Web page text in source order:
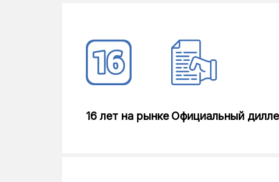
Особенности Bluetooth; Защита
протечек
16 лет на рынке Официальный